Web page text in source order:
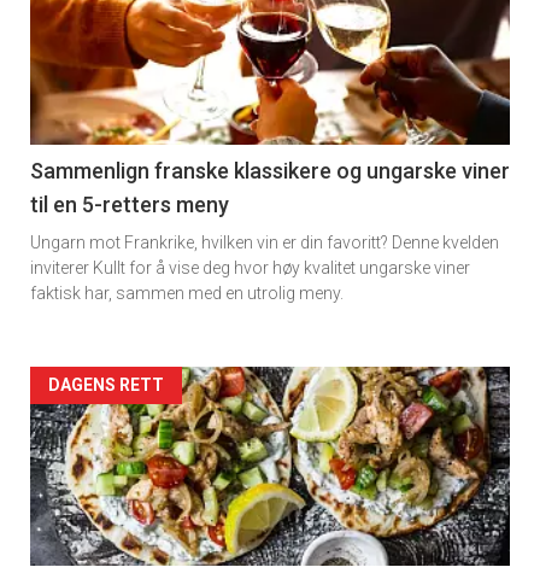
akkurat
nå
-
5
Sammenlign franske klassikere og ungarske viner
til en 5-retters meny
Ungarn mot Frankrike, hvilken vin er din favoritt? Denne kvelden
inviterer Kullt for å vise deg hvor høy kvalitet ungarske viner
faktisk har, sammen med en utrolig meny.
Forsiden
akkurat
nå
-
DAGENS RETT